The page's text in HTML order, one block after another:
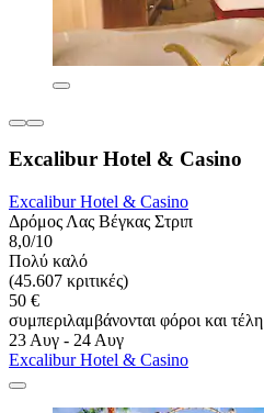
Excalibur Hotel & Casino
Excalibur Hotel & Casino
Δρόμος Λας Βέγκας Στριπ
8,0/10
Πολύ καλό
(45.607 κριτικές)
50 €
συμπεριλαμβάνονται φόροι και τέλη
23 Αυγ - 24 Αυγ
Excalibur Hotel & Casino